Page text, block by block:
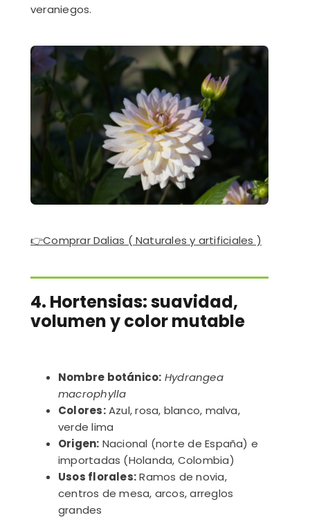
veraniegos.
👉Comprar Dalias ( Naturales y artificiales )
4. Hortensias: suavidad,
volumen y color mutable
Nombre botánico: Hydrangea
macrophylla
Colores:Azul, rosa, blanco, malva,
verde lima
Origen: Nacional (norte de España) e
importadas (Holanda, Colombia)
Usos florales:Ramos de novia,
centros de mesa, arcos, arreglos
grandes